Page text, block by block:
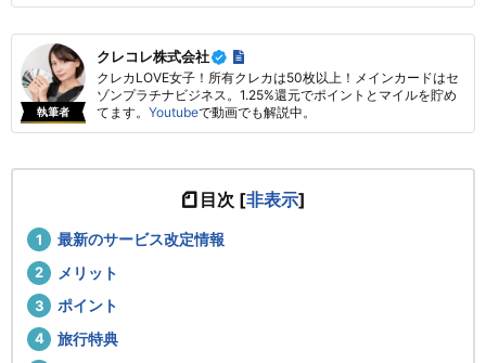
執筆者
クレコレ株式会社
クレカLOVE女子！所有クレカは50枚以上！メインカードはセ
ゾンプラチナビジネス。1.25%還元でポイントとマイルを貯め
てます。 Youtubeで動画でも解説中。
目次 [非表示]
最新のサービス改定情報
メリット
ポイント
旅行特典